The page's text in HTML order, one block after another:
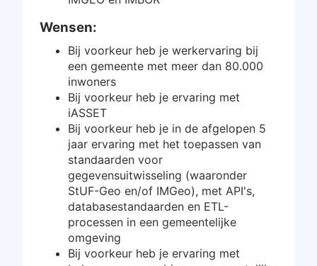
Wensen:
Bij voorkeur heb je werkervaring bij
een gemeente met meer dan 80.000
inwoners
Bij voorkeur heb je ervaring met
iASSET
Bij voorkeur heb je in de afgelopen 5
jaar ervaring met het toepassen van
standaarden voor
gegevensuitwisseling (waaronder
StUF-Geo en/of IMGeo), met API's,
databasestandaarden en ETL-
processen in een gemeentelijke
omgeving
Bij voorkeur heb je ervaring met